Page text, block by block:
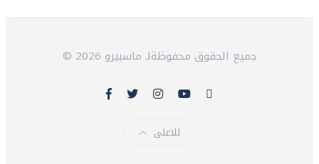
© 2026 جميع الحقوق محفوظةلـ ماسبيرو
للاعلى